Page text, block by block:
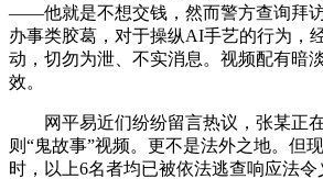
——他就是不想交钱，然而警方查询拜访
办事类胶葛，对于操纵AI手艺的行为，
动，切勿为泄、不实消息。视频配有暗
效。
网平易近们纷纷留言热议，张某正
则“鬼故事”视频。更不是法外之地。但
时，以上6名者均已被依法逃查响应法